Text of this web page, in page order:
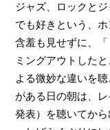
ジャズ、ロックと
でも好きという、
含羞も見せずに、
ミングアウトした
よる微妙な違いを
がある日の朝は、
発表）を聴いてから